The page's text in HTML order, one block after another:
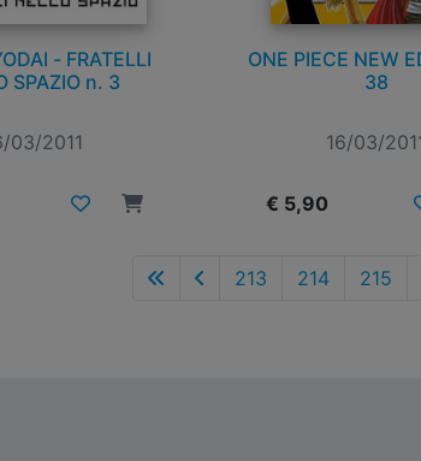
- FRATELLI
SPAZIO n. 3
03/2011
ONE PIECE NEW
38
16/03/
€ 5,90
213 214 215